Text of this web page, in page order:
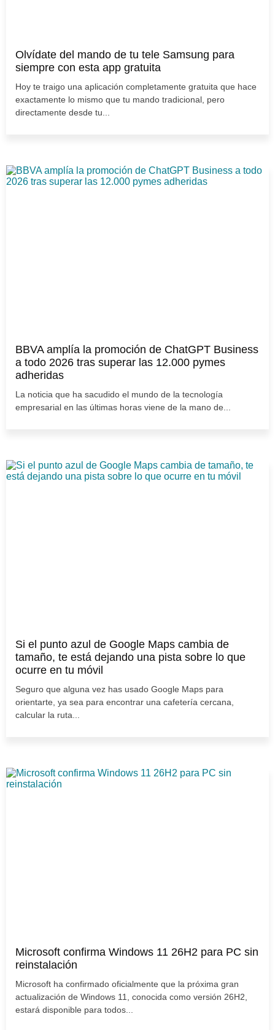
Olvídate del mando de tu tele Samsung para
siempre con esta app gratuita
Hoy te traigo una aplicación completamente gratuita que hace
exactamente lo mismo que tu mando tradicional, pero
directamente desde tu...
BBVA amplía la promoción de ChatGPT Business
a todo 2026 tras superar las 12.000 pymes
adheridas
La noticia que ha sacudido el mundo de la tecnología
empresarial en las últimas horas viene de la mano de...
Si el punto azul de Google Maps cambia de
tamaño, te está dejando una pista sobre lo que
ocurre en tu móvil
Seguro que alguna vez has usado Google Maps para
orientarte, ya sea para encontrar una cafetería cercana,
calcular la ruta...
Microsoft confirma Windows 11 26H2 para PC sin
reinstalación
Microsoft ha confirmado oficialmente que la próxima gran
actualización de Windows 11, conocida como versión 26H2,
estará disponible para todos...